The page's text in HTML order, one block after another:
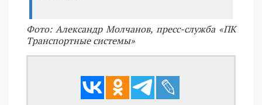
Фото: Александр Молчанов, пресс-служба «ПК
Транспортные системы»